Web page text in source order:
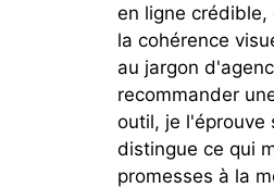
en ligne
la cohérence
au jargon
recommander
outil, je l'éprouve
distingue ce qui
promesses à la